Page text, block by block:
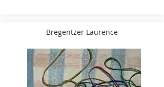
Bregentzer Laurence